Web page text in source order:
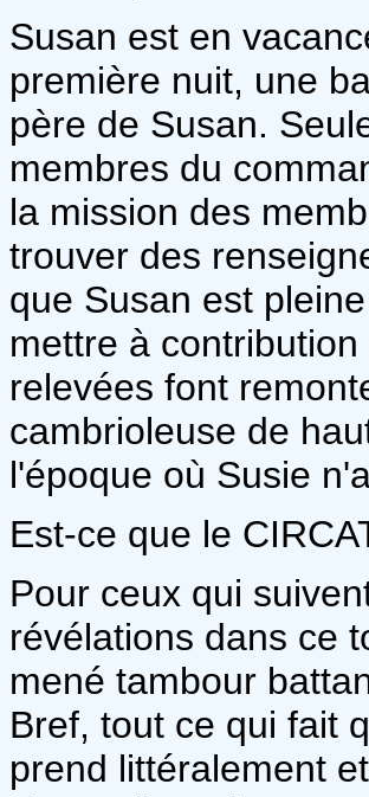
Susan est en
première nuit, une
père de Susan.
membres du
la mission des
trouver des
que Susan est
mettre à
relevées font
cambrioleuse de
l'époque où Susie
Est-ce que le
Pour ceux qui
révélations dans ce
mené tambour
Bref, tout ce qui fait
prend littéralement